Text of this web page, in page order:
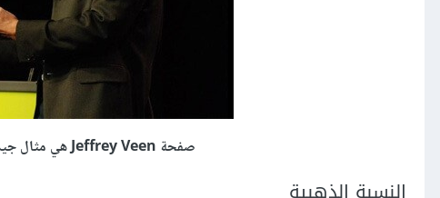
صفحة Jeffrey Veen هي مثال جيد على استخدام نمط العنصر البصري المفرد